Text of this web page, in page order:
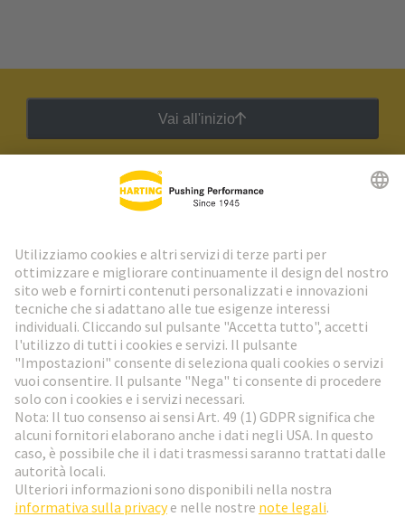
Vai all'inizio
Newsletter HARTING
Vai al registrazione
Social Media
Italia Italiano